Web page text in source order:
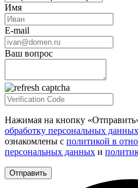
Имя
E-mail
Ваш вопрос
Нажимая на кнопку
обработку персональных данных
ознакомлены с политикой в
персональных данных и